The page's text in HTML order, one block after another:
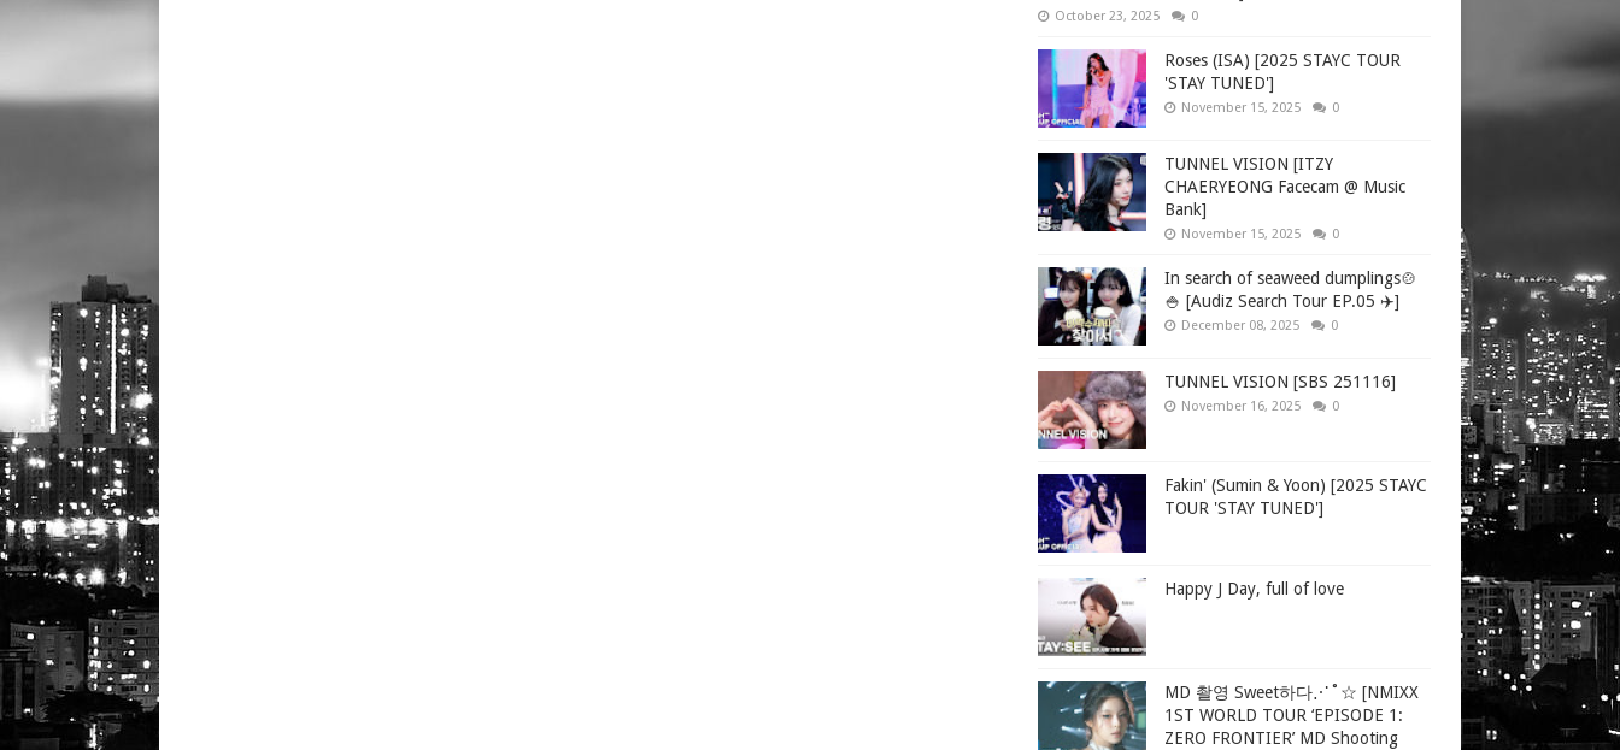
October 23, 2025 0
Roses (ISA) [2025 STAYC TOUR
'STAY TUNED']
November 15, 2025 0
TUNNEL VISION [ITZY
CHAERYEONG Facecam @ Music
Bank]
November 15, 2025 0
In search of seaweed dumplings🍲
🍚 [Audiz Search Tour EP.05 ✈️]
December 08, 2025 0
TUNNEL VISION [SBS 251116]
November 16, 2025 0
Fakin' (Sumin & Yoon) [2025 STAYC
TOUR 'STAY TUNED']
Happy J Day, full of love
MD 촬영 Sweet하다⋰˚☆ [NMIXX
1ST WORLD TOUR ‘EPISODE 1:
ZERO FRONTIER’ MD Shooting